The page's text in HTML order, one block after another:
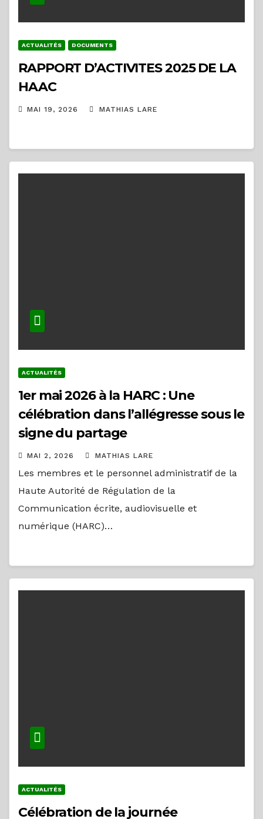
ACTUALITÉS DOCUMENTS
RAPPORT D’ACTIVITES 2025 DE LA
HAAC
MAI 19, 2026 MATHIAS LARE
ACTUALITÉS
1er mai 2026 à la HARC : Une
célébration dans l’allégresse sous le
signe du partage
MAI 2, 2026 MATHIAS LARE
Les membres et le personnel administratif de la
Haute Autorité de Régulation de la
Communication écrite, audiovisuelle et
numérique (HARC)…
ACTUALITÉS
Célébration de la journée